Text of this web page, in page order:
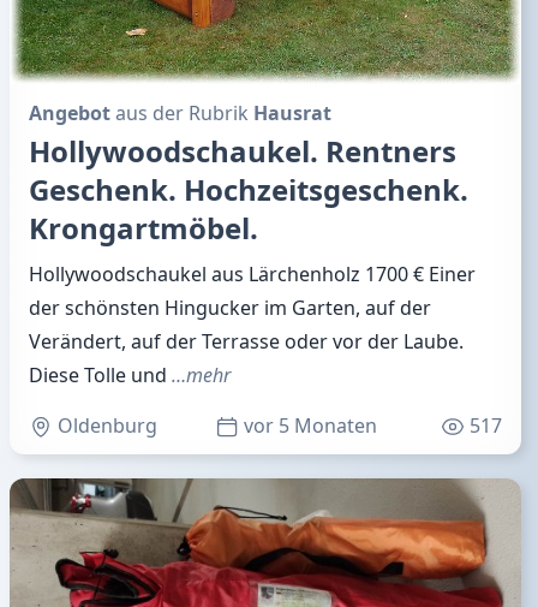
Angebotaus der Rubrik Hausrat
Hollywoodschaukel. Rentners
Geschenk. Hochzeitsgeschenk.
Krongartmöbel.
Hollywoodschaukel aus Lärchenholz 1700 € Einer
der schönsten Hingucker im Garten, auf der
Verändert, auf der Terrasse oder vor der Laube.
Diese Tolle und …mehr
Oldenburg
vor 5 Monaten 517